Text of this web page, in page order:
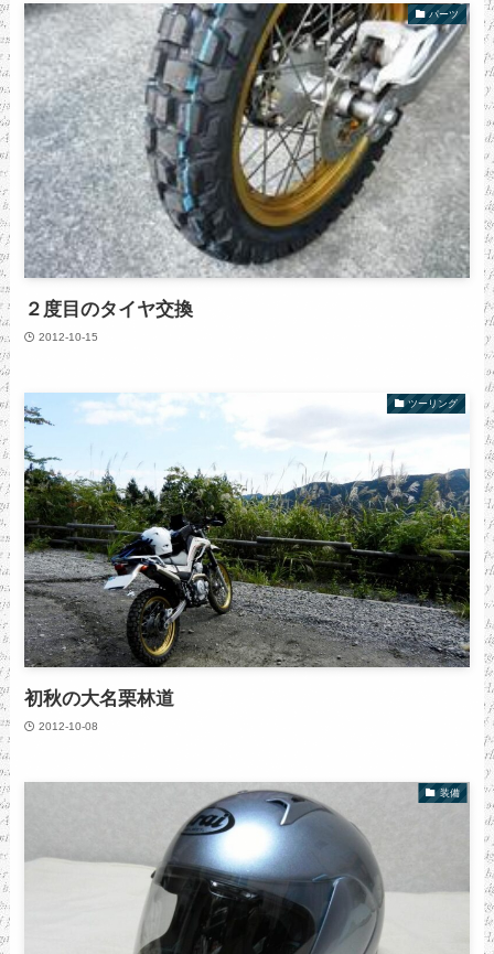
パーツ
２度目のタイヤ交換
2012-10-15
ツーリング
初秋の大名栗林道
2012-10-08
装備